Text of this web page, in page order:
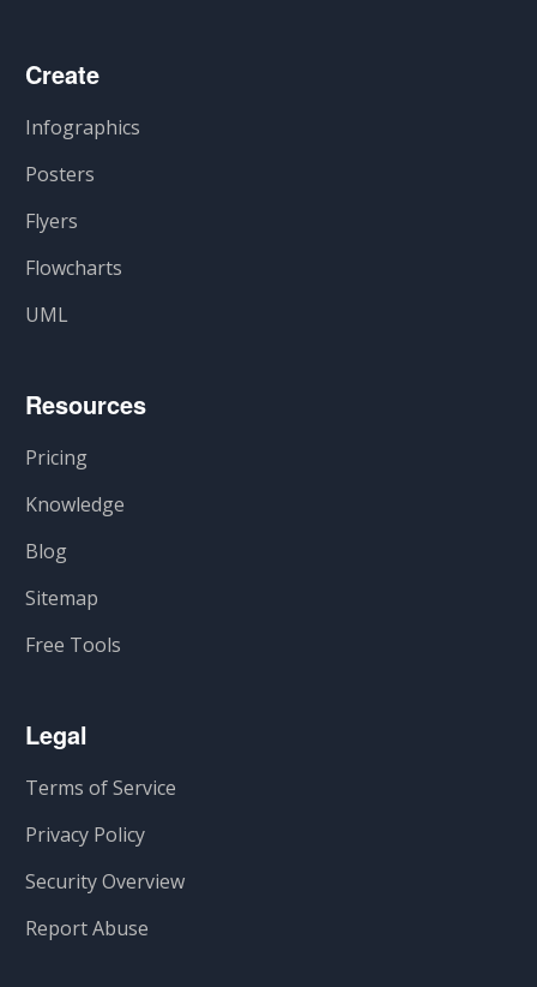
Create
Infographics
Posters
Flyers
Flowcharts
UML
Resources
Pricing
Knowledge
Blog
Sitemap
Free Tools
Legal
Terms of Service
Privacy Policy
Security Overview
Report Abuse